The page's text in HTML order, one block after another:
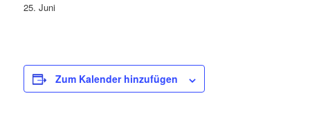
25. Juni
Zum Kalender hinzufügen